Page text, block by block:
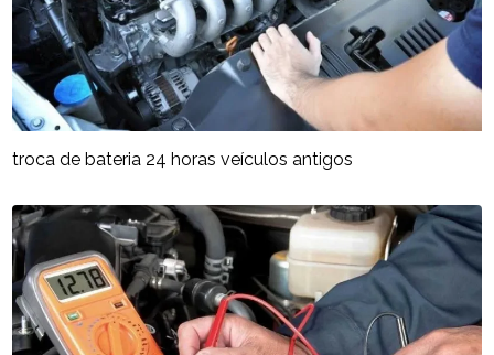
troca de bateria 24 horas veículos antigos